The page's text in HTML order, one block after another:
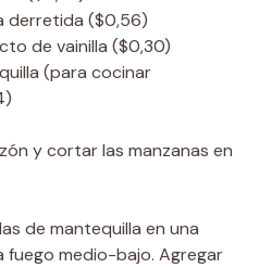
derretida ($0,56)
de vainilla ($0,30)
(para cocinar
y cortar las manzanas en
de mantequilla en una
fuego medio-bajo. Agregar